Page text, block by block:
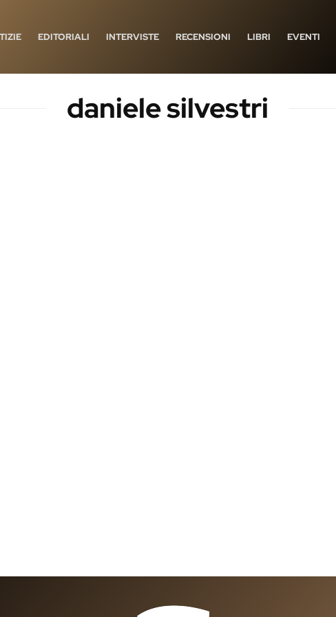
EDITORIALI INTERVISTE RECENSIONI LIBRI EVENTI
daniele silvestri